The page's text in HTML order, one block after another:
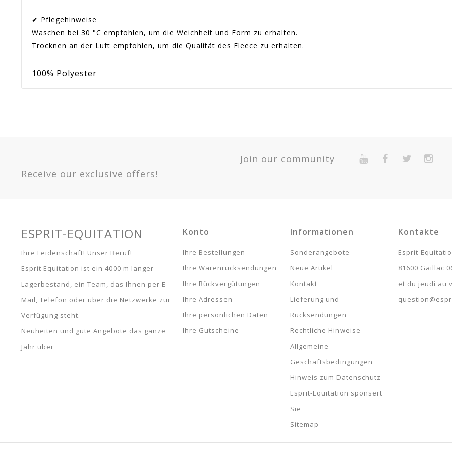
✔ Pflegehinweise
Waschen bei 30 °C empfohlen, um die Weichheit und Form zu erhalten.
Trocknen an der Luft empfohlen, um die Qualität des Fleece zu erhalten.
100% Polyester
Warranty
Beige / Choco - 164 - 14 Jahre -
ES711033001GR152
Dunkelgrau / Himmel - 164 - 14 Jahre -
ES711033001GR164
Join our community
Receive our exclusive offers!
ESPRIT-EQUITATION
Ihre Leidenschaft! Unser Beruf!
Esprit Equitation ist ein 4000 m langer
Lagerbestand, ein Team, das Ihnen per E-
Mail, Telefon oder über die Netzwerke zur
Verfügung steht.
Neuheiten und gute Angebote das ganze
Jahr über
Konto
Ihre Bestellungen
Ihre Warenrücksendungen
Ihre Rückvergütungen
Ihre Adressen
Ihre persönlichen Daten
Ihre Gutscheine
Informationen
Sonderangebote
Neue Artikel
Kontakt
Lieferung und
Rücksendungen
Rechtliche Hinweise
Allgemeine
Geschäftsbedingungen
Hinweis zum Datenschutz
Esprit-Equitation sponsert
Sie
Sitemap
Kontakte
Esprit-
81600 Gaillac
et du jeudi au